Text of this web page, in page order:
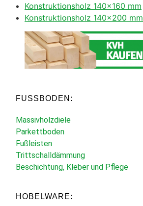
Konstruktionsholz 140×160 mm
Konstruktionsholz 140×200 mm
FUSSBODEN:
Massivholzdiele
Parkettboden
Fußleisten
Trittschalldämmung
Beschichtung, Kleber und Pflege
HOBELWARE: